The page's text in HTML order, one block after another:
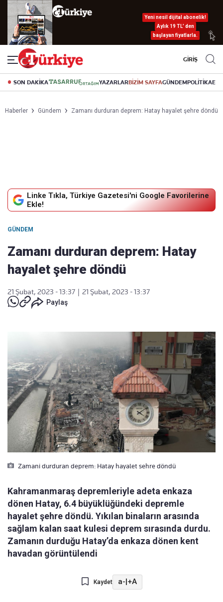
Yeni nesil dijital abonelik!
Aylık 19 TL’ den
başlayan fiyatlarla.
GİRİŞ
SON DAKİKA YAZARLARBİZİM SAYFAGÜNDEMPOLİTİKA
Haberler Gündem Zamanı durduran deprem: Hatay hayalet şehre döndü
Linke Tıkla, Türkiye Gazetesi'ni Google Favorilerine
Ekle!
GÜNDEM
Zamanı durduran deprem: Hatay
hayalet şehre döndü
21 Şubat, 2023 - 13:37
21 Şubat, 2023 - 13:37
Paylaş
Zamani durduran deprem: Hatay hayalet sehre döndü
Kahramanmaraş depremleriyle adeta enkaza
dönen Hatay, 6.4 büyüklüğündeki depremle
hayalet şehre döndü. Yıkılan binaların arasında
sağlam kalan saat kulesi deprem sırasında durdu.
Zamanın durduğu Hatay’da enkaza dönen kent
havadan görüntülendi
Kaydet a-|+A